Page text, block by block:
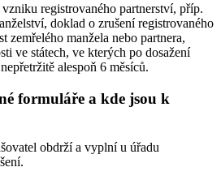
registrovaného partnerství, příp.
doklad o zrušení registrovaného
zemřelého manžela nebo partnera,
ve státech, ve kterých po dosažení
alespoň 6 měsíců.
formuláře a kde jsou k
obdrží a vyplní u úřadu